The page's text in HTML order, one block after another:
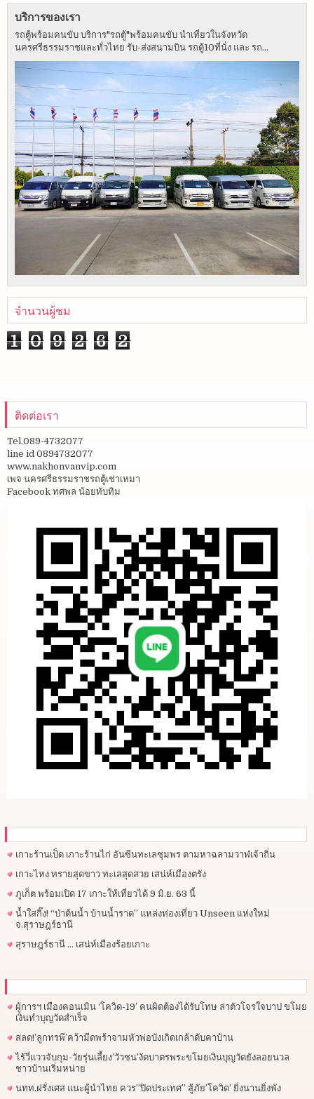
บริการของเรา
รถตู้พร้อมคนขับ บริการ"รถตู้"พร้อมคนขับ นำเที่ยวในจังหวัด
นครศรีธรรมราชและทั่วไทย รับ-ส่งสนามบิน รถตู้10ที่นั่ง และ รถ...
จำนวนผู้ชม
1 0 9 2 6 2
ติดต่อเรา
Tel.089-4732077
line id 0894732077
www.nakhonvanvip.com
เพจ นครศรีธรรมราชรถตู้เช่าเหมา
Facebook ทศพล น้อยทับทิม
เกาะร้านเป็ด เกาะร้านไก่ อันซีนทะเลชุมพร ตามหาฉลามวาฬเจ้าถิ่น
เกาะไหง ทรายสุดขาว ทะเลสุดสวย เสน่ห์เมืองตรัง
ภูเก็ต พร้อมเปิด 17 เกาะให้เที่ยวได้ 9 มิ.ย. 63 นี้
น้ำใสกิ๊ง! “ป่าต้นน้ำ บ้านน้ำราด” แหล่งท่องเที่ยว Unseen แห่งใหม่
จ.สุราษฎร์ธานี
สุราษฎร์ธานี … เสน่ห์เมืองร้อยเกาะ
ผู้การฯ​ เมืองคอนเมิน ‘โควิด-19’ คนผิดต้องได้รับโทษ ล่าตัวโจรใจบาป ขโมย
เงินทำบุญวัดสำเร็จ
สลด!’ลูกทรพี’คว้ามีดพร้าจามหัวพ่อบังเกิดเกล้าดับคาบ้าน
ไร้วี่แววจับกุม-วัยรุ่นเลี้ยง’วัวชน’งัดบาตรพระขโมยเงินบุญวัดยังลอยนวล
ชาวบ้านเริ่มหน่าย
นทท.ฝรั่งเศส แนะผู้นำไทย ควร”ปิดประเทศ” สู้ภัย’โควิด’ ยิ่งนานยิ่งพัง